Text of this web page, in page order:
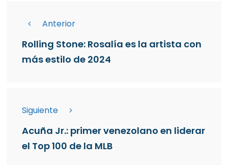
Anterior
Rolling Stone: Rosalía es la artista con
más estilo de 2024
Siguiente
Acuña Jr.: primer venezolano en liderar
el Top 100 de la MLB